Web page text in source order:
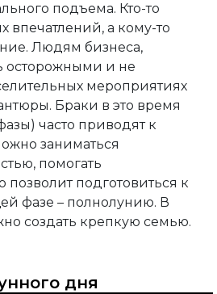
подъема. Кто-то
впечатлений, а кому-то
Людям бизнеса,
осторожными и не
мероприятиях
Браки в это время
часто приводят к
заниматься
помогать
подготовиться к
фазе – полнолунию. В
создать крепкую семью.
дня